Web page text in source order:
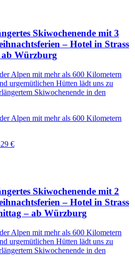
Skiwochenende mit 3
– Hotel in Strass
Würzburg
Alpen mit mehr als 600 Kilometern
urgemütlichen Hütten lädt uns zu
Skiwochenende in den
Alpen mit mehr als 600 Kilometern
€
Skiwochenende mit 2
– Hotel in Strass
– ab Würzburg
Alpen mit mehr als 600 Kilometern
urgemütlichen Hütten lädt uns zu
Skiwochenende in den